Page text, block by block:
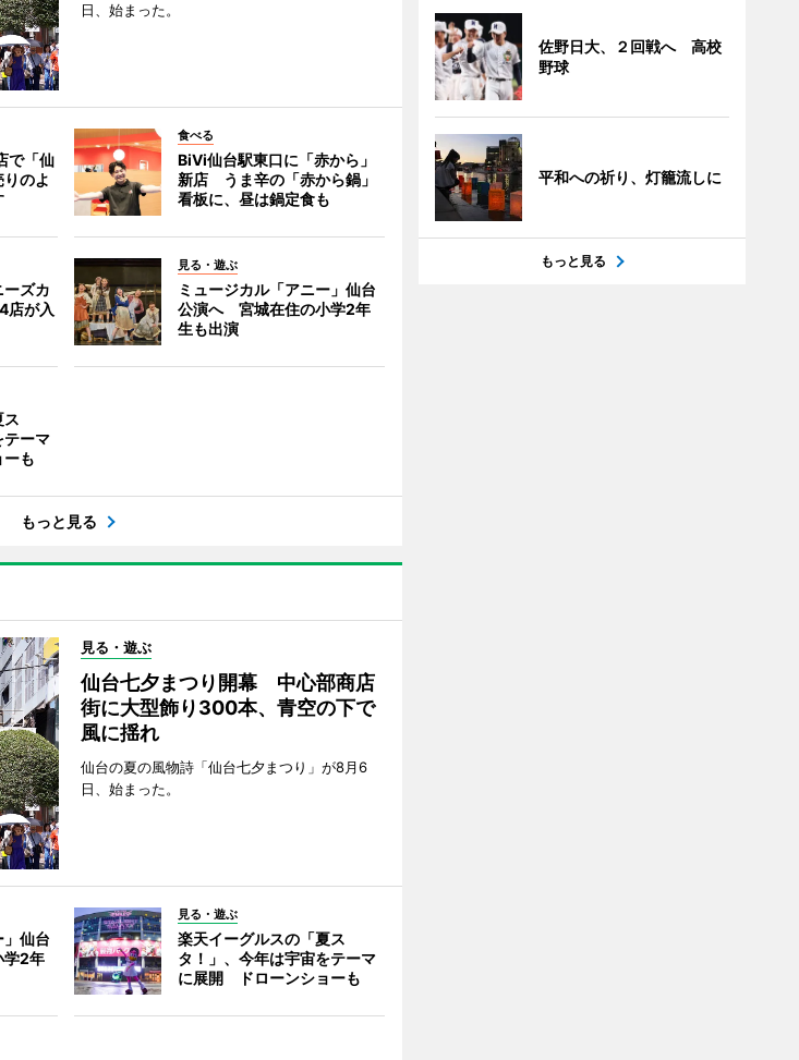
日、始まった。
で「仙
のよ
食べる
BiVi仙台駅東口に「赤から」
新店 うま辛の「赤から鍋」
看板に、昼は鍋定食も
ズカ
店が入
見る・遊ぶ
ミュージカル「アニー」仙台
公演へ 宮城在住の小学2年
生も出演
ス
テーマ
も
もっと見る
見る・遊ぶ
仙台七夕まつり開幕 中心部商店
街に大型飾り300本、青空の下で
風に揺れ
仙台の夏の風物詩「仙台七夕まつり」が8月6
日、始まった。
」仙台
2年
見る・遊ぶ
楽天イーグルスの「夏ス
タ！」、今年は宇宙をテーマ
に展開 ドローンショーも
佐野日大、２回戦へ 高校
野球
平和への祈り、灯籠流しに
もっと見る